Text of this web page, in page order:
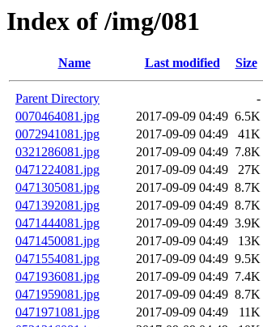
Index of /img/081
Name Last modified Size
Parent Directory
-
0070464081.jpg
2017-09-09 04:49 6.5K
0072941081.jpg
2017-09-09 04:49
41K
0321286081.jpg
2017-09-09 04:49 7.8K
0471224081.jpg
2017-09-09 04:49
27K
0471305081.jpg
2017-09-09 04:49 8.7K
0471392081.jpg
2017-09-09 04:49 8.7K
0471444081.jpg
2017-09-09 04:49 3.9K
0471450081.jpg
2017-09-09 04:49
13K
0471554081.jpg
2017-09-09 04:49 9.5K
0471936081.jpg
2017-09-09 04:49 7.4K
0471959081.jpg
2017-09-09 04:49 8.7K
0471971081.jpg
2017-09-09 04:49
11K